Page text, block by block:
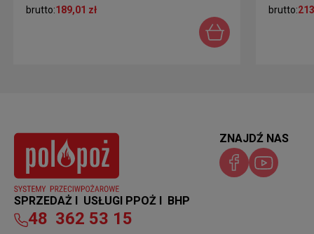
brutto:189,01 zł
brutto:
SPRZEDAŻ I USŁUGI PPOŻ I BHP
48 362 53 15
ZNAJDŹ NAS